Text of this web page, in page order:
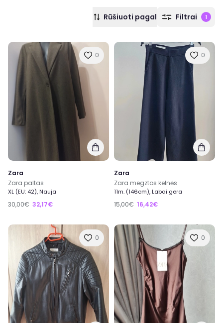
Rūšiuoti pagal Filtrai 1
0
Zara
Zara paltas
XL (EU: 42), Nauja
30,00€ 32,17€
0
Zara
Zara megztos kelnės
11m. (146cm), Labai gera
15,00€ 16,42€
0 0